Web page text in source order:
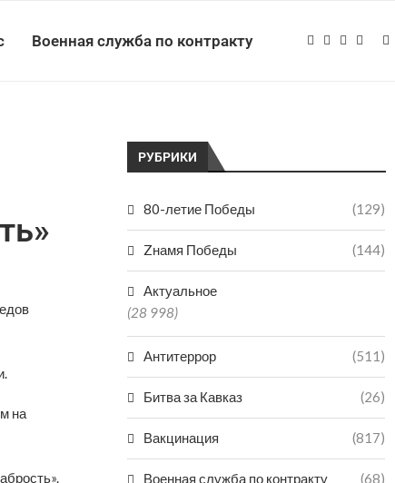
Военная служба по контракту
на
РУБРИКИ
80-летие Победы (129)
Zнамя Победы (144)
Актуальное
(28 998)
Антитеррор (511)
Битва за Кавказ (26)
Вакцинация (817)
Военная служба по контракту (68)